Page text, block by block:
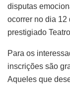
disputas
ocorrer no dia 12
prestigiado
Para os
inscrições são
Aqueles que